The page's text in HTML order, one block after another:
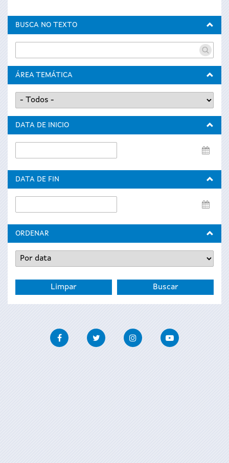
BUSCA NO TEXTO
ÁREA TEMÁTICA
DATA DE INICIO
de
DATA DE FIN
de
ORDENAR
FacebookTwitter InstagramYoutube